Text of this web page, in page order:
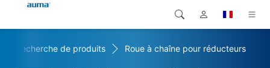
Produits
Global
Recherche
Recherche de produits Roue à chaîne pour réducteurs